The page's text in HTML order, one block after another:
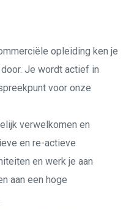
opleiding ken je
Je wordt actief in
voor onze
verwelkomen en
en re-actieve
en werk je aan
aan een hoge